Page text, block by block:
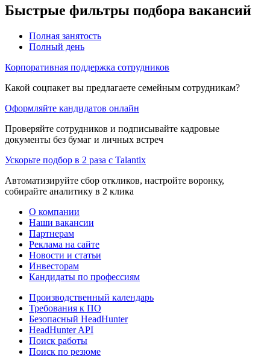
Быстрые фильтры подбора вакансий
Полная занятость
Полный день
Корпоративная поддержка сотрудников
Какой соцпакет вы предлагаете семейным сотрудникам?
Оформляйте кандидатов онлайн
Проверяйте сотрудников и подписывайте кадровые
документы без бумаг и личных встреч
Ускорьте подбор в 2 раза с Talantix
Автоматизируйте сбор откликов, настройте воронку,
собирайте аналитику в 2 клика
О компании
Наши вакансии
Партнерам
Реклама на сайте
Новости и статьи
Инвесторам
Кандидаты по профессиям
Производственный календарь
Требования к ПО
Безопасный HeadHunter
HeadHunter API
Поиск работы
Поиск по резюме